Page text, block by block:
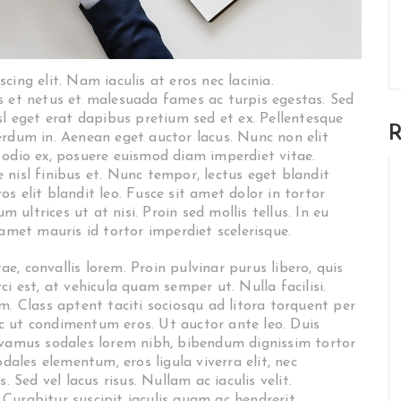
elit. Nam iaculis at eros nec lacinia.
netus et malesuada fames ac turpis egestas. Sed
eget erat dapibus pretium sed et ex. Pellentesque
in. Aenean eget auctor lacus. Nunc non elit
ex, posuere euismod diam imperdiet vitae.
nisl finibus et. Nunc tempor, lectus eget blandit
elit blandit leo. Fusce sit amet dolor in tortor
ultrices ut at nisi. Proin sed mollis tellus. In eu
mauris id tortor imperdiet scelerisque.
convallis lorem. Proin pulvinar purus libero, quis
est, at vehicula quam semper ut. Nulla facilisi.
Class aptent taciti sociosqu ad litora torquent per
ut condimentum eros. Ut auctor ante leo. Duis
sodales lorem nibh, bibendum dignissim tortor
elementum, eros ligula viverra elit, nec
Sed vel lacus risus. Nullam ac iaculis velit.